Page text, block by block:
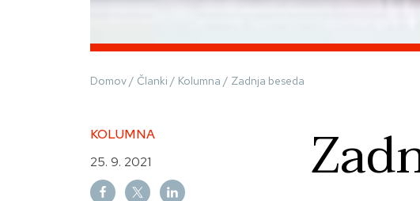
Domov / Članki / Kolumna / Zadnja beseda
KOLUMNA
25. 9. 2021